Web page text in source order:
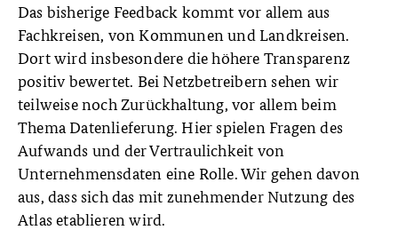
Das bisherige Feedback kommt vor allem aus
Fachkreisen, von Kommunen und Landkreisen.
Dort wird insbesondere die höhere Transparenz
positiv bewertet. Bei Netzbetreibern sehen wir
teilweise noch Zurückhaltung, vor allem beim
Thema Datenlieferung. Hier spielen Fragen des
Aufwands und der Vertraulichkeit von
Unternehmensdaten eine Rolle. Wir gehen davon
aus, dass sich das mit zunehmender Nutzung des
Atlas etablieren wird.